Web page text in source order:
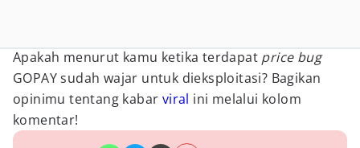
Apakah menurut kamu ketika terdapat price bug
GOPAY sudah wajar untuk dieksploitasi? Bagikan
opinimu tentang kabar viral ini melalui kolom
komentar!